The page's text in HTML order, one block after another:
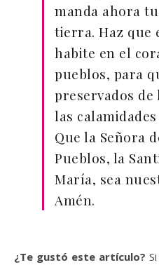
manda ahora
tierra. Haz que
habite en el
pueblos, para
preservados
las
Que la Señora
Pueblos, la
María, sea
Amén.
¿Te gustó este artículo?